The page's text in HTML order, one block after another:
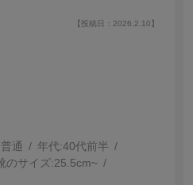
【投稿日：2026.2.10】
普通 年代:40代前半
のサイズ:25.5cm~